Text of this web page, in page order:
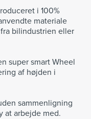
i 100%
materiale
bilindustrien eller
super smart Wheel
af højden i
sammenligning
at arbejde med.